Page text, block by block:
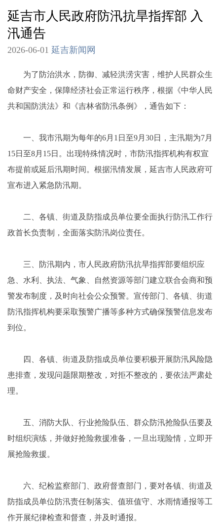
延吉市人民政府防汛抗旱指挥部 入
汛通告
2026-06-01 延吉新闻网
为了防治洪水，防御、减轻洪涝灾害，维护人民群众生
命财产安全，保障经济社会正常运行秩序，根据《中华人民
共和国防洪法》和《吉林省防汛条例》，通告如下：
一、我市汛期为每年的6月1日至9月30日，主汛期为7月
15日至8月15日。出现特殊情况时，市防汛指挥机构有权宣
布提前或延后汛期时间。根据汛情发展，延吉市人民政府可
宣布进入紧急防汛期。
二、各镇、街道及防指成员单位要全面执行防汛工作行
政首长负责制，全面落实防汛岗位责任。
三、防汛期内，市人民政府防汛抗旱指挥部要组织应
急、水利、执法、气象、自然资源等部门建立联合会商和预
警发布制度，及时向社会公众预警。宣传部门、各镇、街道
防汛指挥机构要采取预警广播等多种方式确保预警信息发布
到位。
四、各镇、街道及防指成员单位要积极开展防汛风险隐
患排查，发现问题限期整改，对拒不整改的，要依法严肃处
理。
五、消防大队、行业抢险队伍、群众防汛抢险队伍要及
时组织演练，并做好抢险救援准备，一旦出现险情，立即开
展抢险救援。
六、纪检监察部门、政府督查部门，要对各镇、街道及
防指成员单位防汛责任制落实、值班值守、水雨情通报等工
作开展纪律检查和督查，并及时通报。